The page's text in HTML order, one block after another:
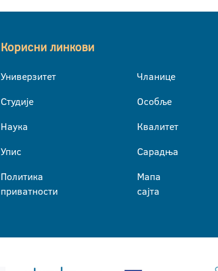
Корисни линкови
Универзитет
Студије
Наука
Упис
Политика
приватности
Чланице
Особље
Квалитет
Сарадња
Мапа
сајта